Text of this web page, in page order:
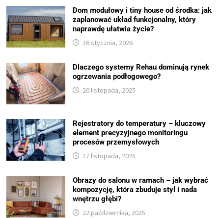
Dom modułowy i tiny house od środka: jak
zaplanować układ funkcjonalny, który
naprawdę ułatwia życie?
16 stycznia, 2026
Dlaczego systemy Rehau dominują rynek
ogrzewania podłogowego?
20 listopada, 2025
Rejestratory do temperatury – kluczowy
element precyzyjnego monitoringu
procesów przemysłowych
17 listopada, 2025
Obrazy do salonu w ramach – jak wybrać
kompozycję, która zbuduje styl i nada
wnętrzu głębi?
22 października, 2025